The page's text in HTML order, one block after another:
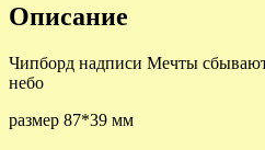
Описание
Чипборд надписи Мечты
небо
размер 87*39 мм